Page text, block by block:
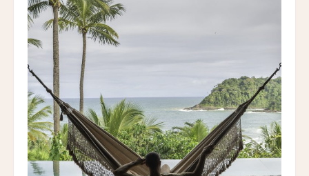
マストロヤンニ・ルレ
Mastrojanni Relais
ミー・カボ
ME Cabo
シャンハイ・ムー・ショウ・ジュージン・ホテル
Shanghai Muh Shoou Zhujing Hotel
ザ・スパイア・ホテル
The Spire Hotel